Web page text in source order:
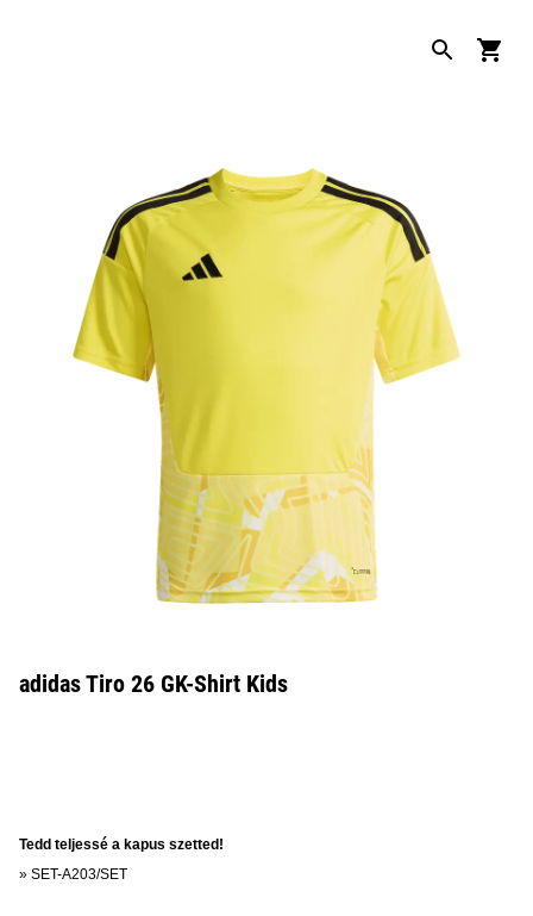
adidas Tiro 26 GK-Shirt Kids
Tedd teljessé a kapus szetted!
» SET-A203/SET